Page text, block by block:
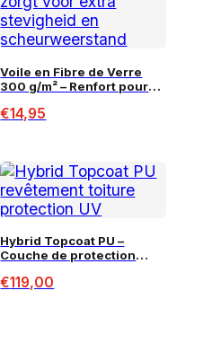
Voile en Fibre de Verre
300 g/m² – Renfort pour
€14,95
Hybrid Topcoat PU –
Couche de protection
m²)
€119,00